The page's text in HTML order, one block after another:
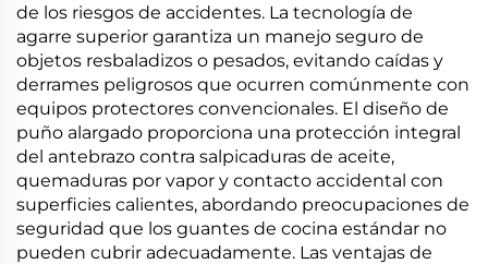
de los riesgos de accidentes. La tecnología de
agarre superior garantiza un manejo seguro de
objetos resbaladizos o pesados, evitando caídas y
derrames peligrosos que ocurren comúnmente con
equipos protectores convencionales. El diseño de
puño alargado proporciona una protección integral
del antebrazo contra salpicaduras de aceite,
quemaduras por vapor y contacto accidental con
superficies calientes, abordando preocupaciones de
seguridad que los guantes de cocina estándar no
pueden cubrir adecuadamente. Las ventajas de